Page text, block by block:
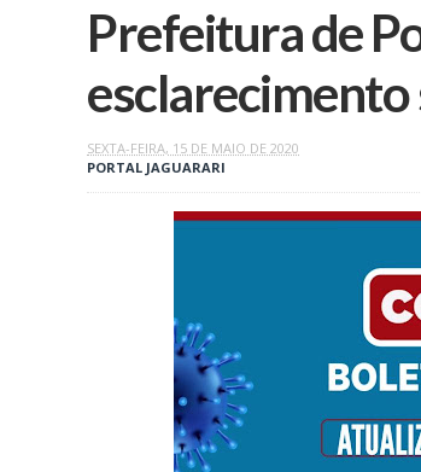
Prefeitura de
SEXTA-FEIRA, 15 DE MAIO DE 2020
PORTAL JAGUARARI